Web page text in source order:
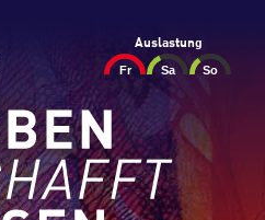
Auslastung